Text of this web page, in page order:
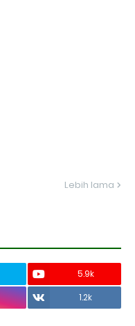
Lebih lama
5.9k
1.2k